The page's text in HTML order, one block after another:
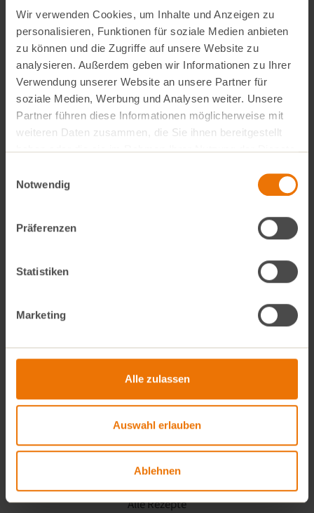
Wir verwenden Cookies, um Inhalte und Anzeigen zu
personalisieren, Funktionen für soziale Medien anbieten
zu können und die Zugriffe auf unsere Website zu
analysieren. Außerdem geben wir Informationen zu Ihrer
Verwendung unserer Website an unsere Partner für
soziale Medien, Werbung und Analysen weiter. Unsere
Partner führen diese Informationen möglicherweise mit
weiteren Daten zusammen, die Sie ihnen bereitgestellt
haben oder die sie im Rahmen Ihrer Nutzung der Dienste
Notwendig
Präferenzen
Statistiken
Marketing
Alle zulassen
Auswahl erlauben
Ablehnen
Pistazien hacken und in einer Schüssel
zusammen mit gepufften Reis,
Pistazienmus und Tahin vermischen.
Schokoladenform aus dem Gefrierfach
nehmen und die Pistazien-Puffreis-
Mischung darin gleichmäßig verteilen.
Dabei die oberen Ränder der Form
freilassen. Dann noch etwas
Pistazienmus darüber verteilen und die
Form vorsichtig auf die Arbeitsfläche
unten absacken kann.
Zwischenzeitlich die restliche
Schokoladenform aus dem Gefrierfach
Glatt streichen und so lange ins
Schokolade fest geworden ist.
Alle Rezepte